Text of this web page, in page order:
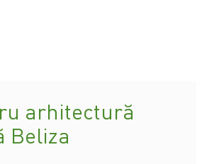
arhitectură
Beliza